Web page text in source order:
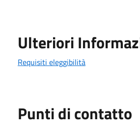
Ulteriori
Requisiti eleggibilità
Punti di contatto